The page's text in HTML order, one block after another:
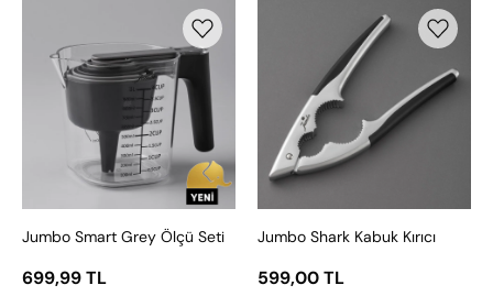
Grey
Ölçü
Seti
Jumbo Smart Grey Ölçü Seti
699,99 TL
Shark
Kabuk
Jumbo Shark Kabuk Kırıcı
599,00 TL